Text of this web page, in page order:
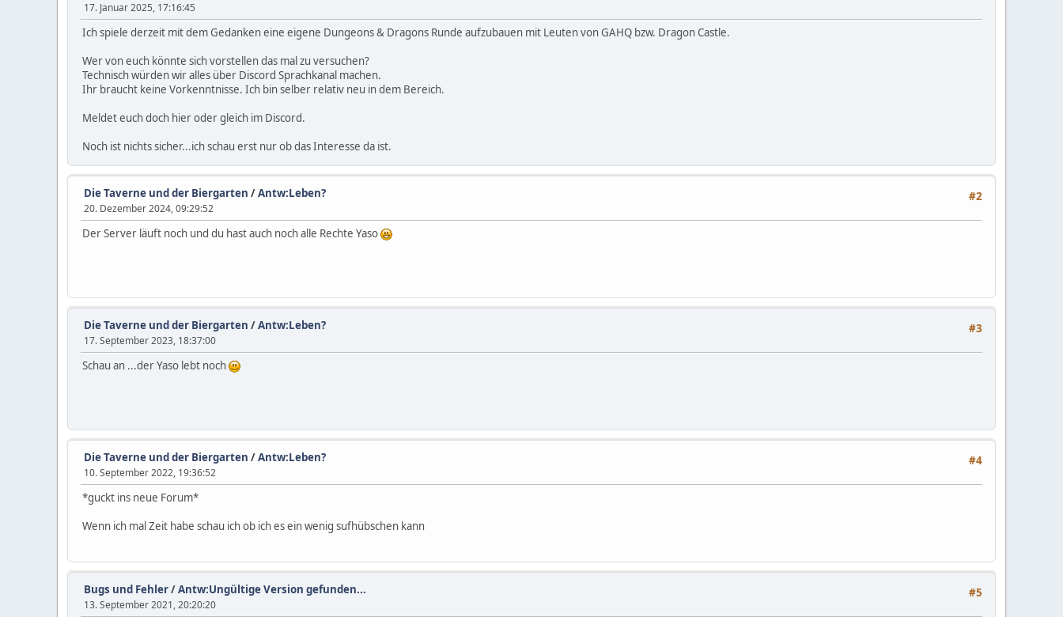
17. Januar 2025, 17:16:45
Ich spiele derzeit mit dem Gedanken eine eigene Dungeons & Dragons Runde aufzubauen mit Leuten von GAHQ bzw. Dragon Castle.
Wer von euch könnte sich vorstellen das mal zu versuchen?
Technisch würden wir alles über Discord Sprachkanal machen.
Ihr braucht keine Vorkenntnisse. Ich bin selber relativ neu in dem Bereich.
Meldet euch doch hier oder gleich im Discord.
Noch ist nichts sicher...ich schau erst nur ob das Interesse da ist.
#2
Die Taverne und der Biergarten /Antw:Leben?
20. Dezember 2024, 09:29:52
Der Server läuft noch und du hast auch noch alle Rechte Yaso
#3
Die Taverne und der Biergarten /Antw:Leben?
17. September 2023, 18:37:00
Schau an ...der Yaso lebt noch
#4
Die Taverne und der Biergarten /Antw:Leben?
10. September 2022, 19:36:52
*guckt ins neue Forum*
Wenn ich mal Zeit habe schau ich ob ich es ein wenig sufhübschen kann
#5
Bugs und Fehler/Antw:Ungültige Version gefunden...
13. September 2021, 20:20:20